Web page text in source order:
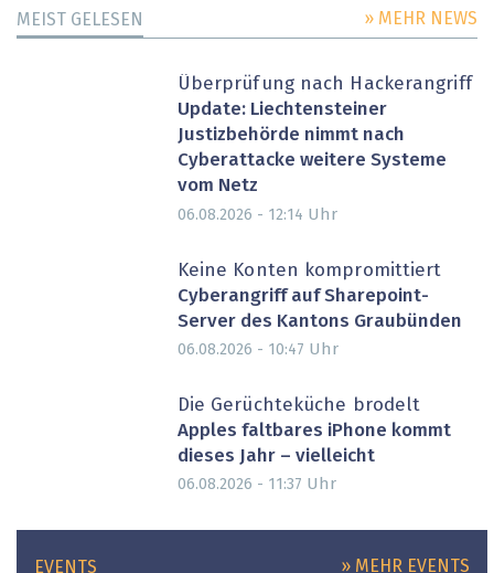
MEIST GELESEN » MEHR NEWS
Überprüfung nach Hackerangriff
Update: Liechtensteiner
Justizbehörde nimmt nach
Cyberattacke weitere Systeme
vom Netz
06.08.2026 - 12:14 Uhr
Keine Konten kompromittiert
Cyberangriff auf Sharepoint-
Server des Kantons Graubünden
06.08.2026 - 10:47 Uhr
Die Gerüchteküche brodelt
Apples faltbares iPhone kommt
dieses Jahr – vielleicht
06.08.2026 - 11:37 Uhr
EVENTS » MEHR EVENTS